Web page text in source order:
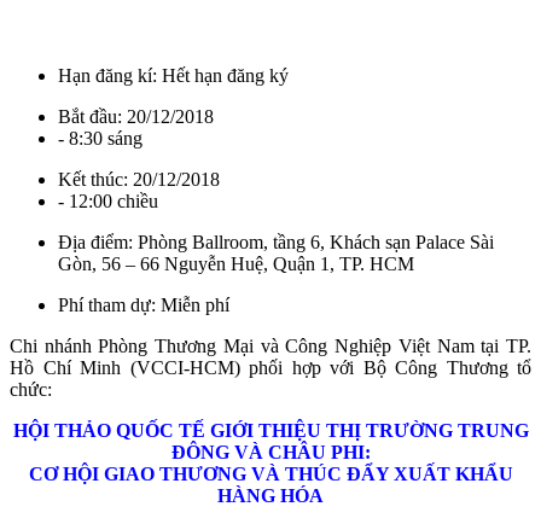
Hạn đăng kí: Hết hạn đăng ký
Bắt đầu: 20/12/2018
- 8:30 sáng
Kết thúc: 20/12/2018
- 12:00 chiều
Địa điểm: Phòng Ballroom, tầng 6, Khách sạn Palace Sài
Gòn, 56 – 66 Nguyễn Huệ, Quận 1, TP. HCM
Phí tham dự: Miễn phí
Chi nhánh Phòng Thương Mại và Công Nghiệp Việt Nam tại TP.
Hồ Chí Minh (VCCI-HCM) phối hợp với Bộ Công Thương tổ
chức:
HỘI THẢO QUỐC TẾ GIỚI THIỆU THỊ TRƯỜNG TRUNG
ĐÔNG VÀ CHÂU PHI:
CƠ HỘI GIAO THƯƠNG VÀ THÚC ĐẨY XUẤT KHẨU
HÀNG HÓA